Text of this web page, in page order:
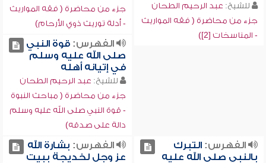
للشيخ: عبد الرحيم الطحان
جزء من محاضرة ( فقه المواريث
- المناسخات [2])
جزء من محاضرة ( فقه المواريث
- أدلة توريث ذوي الأرحام)
الفهرس:قوة النبي
صلى الله عليه وسلم
في إتيانه أهله
للشيخ: عبد الرحيم الطحان
جزء من محاضرة ( مباحث النبوة
- قوة النبي صلى الله عليه وسلم
دالة على صدقه)
الفهرس:التبرك
بالنبي صلى الله عليه
الفهرس: بشارة الله
عز وجل لخديجة ببيت